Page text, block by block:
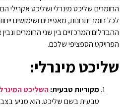
החומרים שליכט מינרלי ושליכט אקרילי
לכל חומר יתרונות, מאפיינים ושימושים
ההבדלים המרכזיים בין שני החומרים
הפרויקט הספציפי שלכם.
שליכט מינרלי:
מקוריות טבעית:השליכט
טבעית בשם שליכט. הוא מגיע